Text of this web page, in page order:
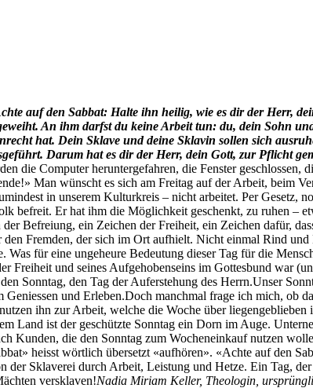
auf den Sab­bat: Halte ihn heilig, wie es dir der Herr,
An ihm darf­st du keine Arbeit tun: du, dein Sohn
hat. Dein Sklave und deine Sklavin sollen sich
Darum hat es dir der Herr, dein Gott, zur Pflicht
die Com­put­er herun­terge­fahren, die Fen­ster
Man wün­scht es sich am Fre­itag auf der Arbeit, beim
in unserem Kul­turkreis – nicht arbeit­et. Per
befre­it. Er hat ihm die Möglichkeit geschenkt, zu ruhen –
Befreiung, ein Zeichen der Frei­heit, ein Zeichen dafür,
Frem­den, der sich im Ort aufhielt. Nicht ein­mal Rind
für eine unge­heure Bedeu­tung dieser Tag für die
Frei­heit und seines Aufge­hoben­seins im Gottes­bund war
Son­ntag, den Tag der Aufer­ste­hung des Her­rn.Unser
und Erleben.Doch manch­mal frage ich mich, ob
ihn zur Arbeit, welche die Woche über
Land ist der geschützte Son­ntag ein Dorn im Auge.
Kun­den, die den Son­ntag zum Woch­eneinkauf nutzen
heisst wörtlich über­set­zt «aufhören». «Achte auf den
der Sklaverei durch Arbeit, Leis­tung und Het­ze. Ein Tag,
ver­sklaven!Nadia Miri­am Keller, The­olo­gin,